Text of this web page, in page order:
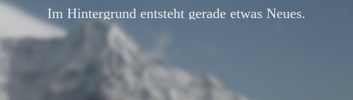
Im Hintergrund entsteht gerade etwas Neues.